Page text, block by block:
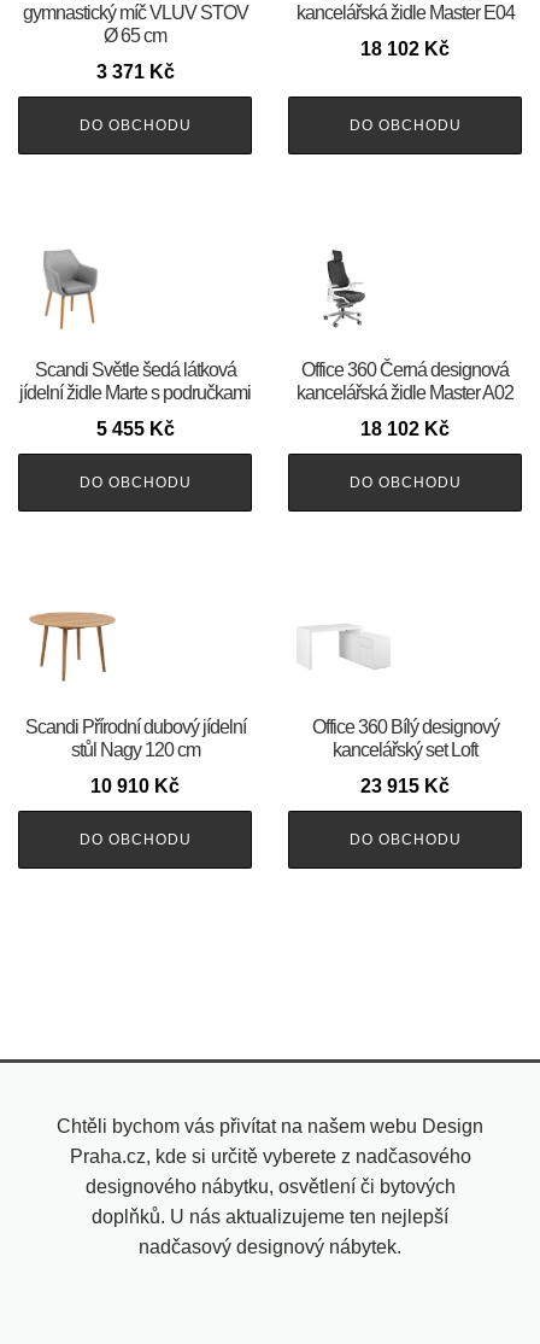
gymnastický míč VLUV STOV
Ø 65 cm
3 371 Kč
DO OBCHODU
kancelářská židle Master E04
18 102 Kč
DO OBCHODU
Scandi Světle šedá látková
jídelní židle Marte s područkami
5 455 Kč
DO OBCHODU
Office 360 Černá designová
kancelářská židle Master A02
18 102 Kč
DO OBCHODU
Scandi Přírodní dubový jídelní
stůl Nagy 120 cm
10 910 Kč
DO OBCHODU
Office 360 Bílý designový
kancelářský set Loft
23 915 Kč
DO OBCHODU
Chtěli bychom vás přivítat na našem webu Design
Praha.cz, kde si určitě vyberete z nadčasového
designového nábytku, osvětlení či bytových
doplňků. U nás aktualizujeme ten nejlepší
nadčasový designový nábytek.